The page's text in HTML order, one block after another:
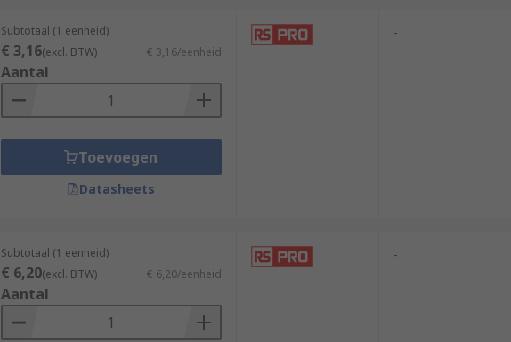
Subtotaal (1 eenheid)
€ 3,16(excl. BTW) € 3,16/eenheid
Aantal
Toevoegen
Datasheets
-
Subtotaal (1 eenheid)
€ 6,20(excl. BTW) € 6,20/eenheid
Aantal
-